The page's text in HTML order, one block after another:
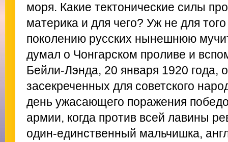
моря. Какие тектонические силы
материка и для чего? Уж не для
поколению русских нынешнюю
думал о Чонгарском проливе и
Бейли-Лэнда, 20 января 1920 года,
засекреченных для советского
день ужасающего поражения
армии, когда против всей лавины
один-единственный мальчишка,